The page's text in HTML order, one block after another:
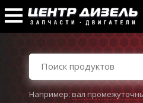
Например:вал